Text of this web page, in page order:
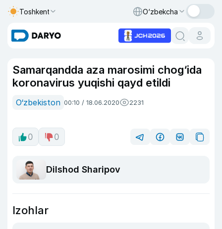
Toshkent O‘zbekcha
Samarqandda aza marosimi chog‘ida
koronavirus yuqishi qayd etildi
O‘zbekiston 00:10 / 18.06.2020 2231
0 0
Dilshod Sharipov
Izohlar